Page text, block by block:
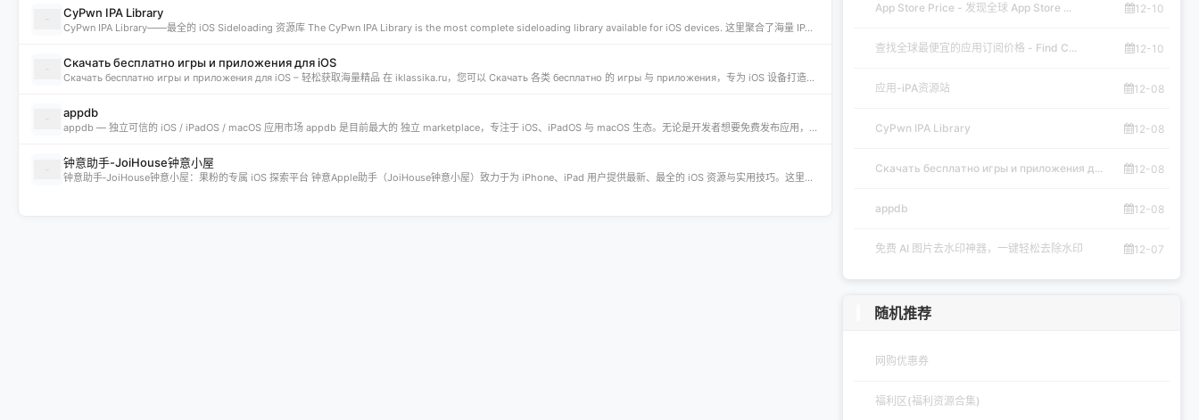
CyPwn IPA Library
CyPwn IPA Library——最全的 iOS Sideloading 资源库 The CyPwn IPA Library is the most complete sideloading library available for iOS devices. 这里聚合了海量 IPA 包，覆盖 Jailbreak
Скачать бесплатно игры и приложения для iOS
Скачать бесплатно игры и приложения для iOS – 轻松获取海量精品 在 iklassika.ru，您可以 Скачать 各类 бесплатно 的 игры 与 приложения，专为 iOS 设备打造。平台汇聚最新、最热的移动资源，让用户无需繁琐搜索，一键下载，畅享无
appdb
appdb — 独立可信的 iOS / iPadOS / macOS 应用市场 appdb 是目前最大的 独立 marketplace，专注于 iOS、iPadOS 与 macOS 生态。无论是开发者想要免费发布应用，还是普通用户想要安全、私密地下载安装自己需要的 app，都可以在这里轻松实现。 核心优势 免费发布：开
钟意助手-JoiHouse钟意小屋
钟意助手‑JoiHouse钟意小屋：果粉的专属 iOS 探索平台 钟意Apple助手（JoiHouse钟意小屋）致力于为 iPhone、iPad 用户提供最新、最全的 iOS 资源与实用技巧。这里汇聚了巨魔商店TrollStore、系统定制、越狱JailBreak等热门内容，让每一位果粉都能轻松玩转 iOS 的无限可能
App Store Price - 发现全球 App Store ... 12-10
查找全球最便宜的应用订阅价格 - Find C... 12-10
应用-iPA资源站 12-08
CyPwn IPA Library 12-08
Скачать бесплатно игры и приложения д... 12-08
appdb 12-08
免费 AI 图片去水印神器，一键轻松去除水印 12-07
随机推荐
网购优惠券
福利区(福利资源合集)